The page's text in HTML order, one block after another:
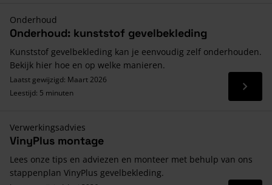
Onderhoud
Onderhoud: kunststof gevelbekleding
Kunststof gevelbekleding kan je eenvoudig zelf onderhouden.
Bekijk hier hoe en op welke manieren.
Laatst gewijzigd: Maart 2026
Leestijd: 5 minuten
Lees
Verwerkingsadvies
VinyPlus montage
Lees onze tips en adviezen en monteer met behulp van ons
stappenplan VinyPlus gevelbekleding.